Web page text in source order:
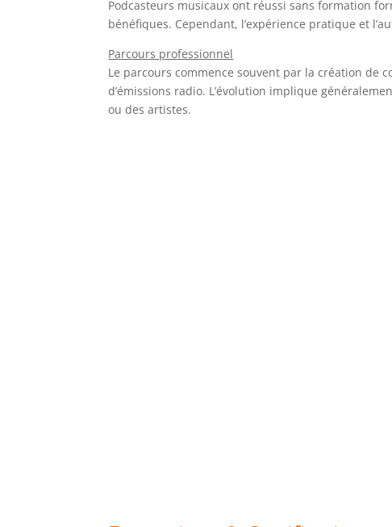
Podcasteurs musicaux ont réussi sans formation
bénéfiques. Cependant, l’expérience pratique et
Parcours professionnel
Le parcours commence souvent par la création de
d’émissions radio. L’évolution implique
ou des artistes.